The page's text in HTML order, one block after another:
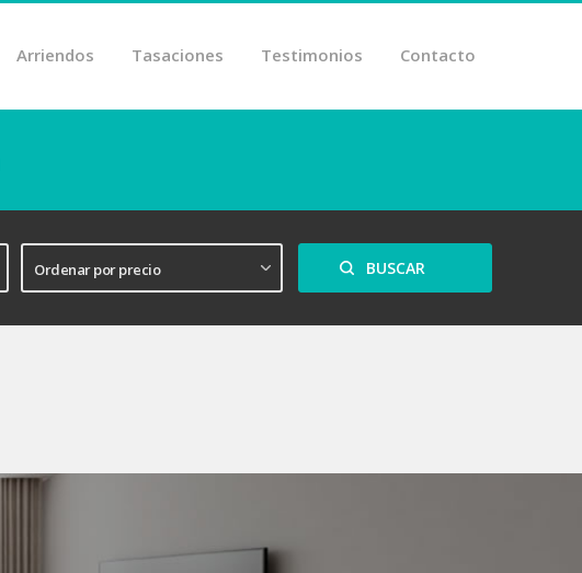
Arriendos Tasaciones Testimonios Contacto